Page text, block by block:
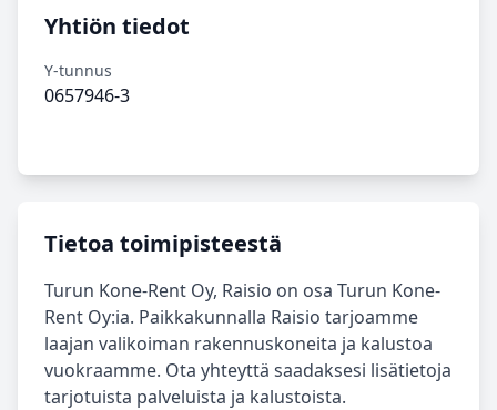
Yhtiön tiedot
Y-tunnus
0657946-3
Tietoa toimipisteestä
Turun Kone-Rent Oy, Raisio on osa Turun Kone-
Rent Oy:ia. Paikkakunnalla Raisio tarjoamme
laajan valikoiman rakennuskoneita ja kalustoa
vuokraamme. Ota yhteyttä saadaksesi lisätietoja
tarjotuista palveluista ja kalustoista.